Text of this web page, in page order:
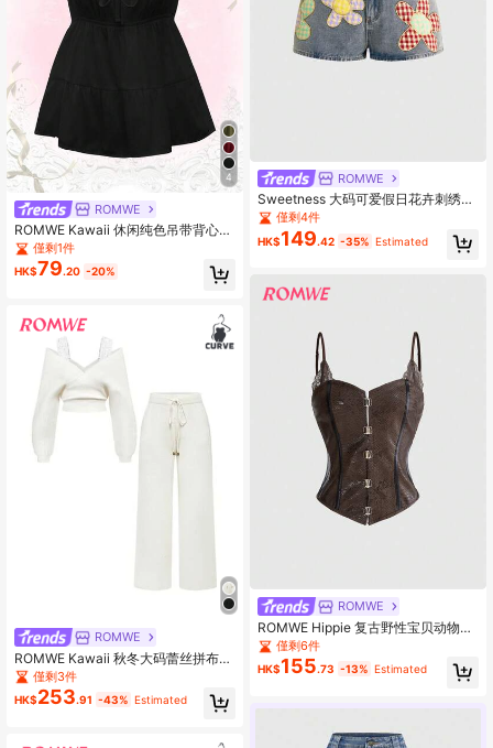
4
ROMWE
ROMWE Kawaii 休闲纯色吊带背心，
夏季僅剩1件
HK$79.20 -20%
ROMWE
ROMWE Kawaii 秋冬大码蕾丝拼布露
肩柔软针织毛衣套装，百搭
僅剩3件
HK$253.91 -43% Estimated
ROMWE
Sweetness 大码可爱假日花卉刺绣休
闲紧身牛仔超短裤
僅剩4件
HK$149.42 -35% Estimated
ROMWE
ROMWE Hippie 复古野性宝贝动物印
花和蛇纹网眼拼接PU露脐上衣，适合
音乐节
僅剩6件
HK$155.73 -13% Estimated